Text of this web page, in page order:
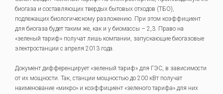
биогаза и составляющих твердых бытовых отходов (ТБО),
подлежащих биологическому разложению. При этом коэффициент
для биогаза будет таким же, как и у биомассы – 2,3. Право на
«зеленый тариф» получат лишь компании, запускающие биогазовые
электростанции с апреля 2013 года.
Документ дифференцирует «зеленый тариф» для ГЭС, в зависимости
от их мощности. Так, станции мощностью до 200 кВт получат
наименование «микро» и коэффициент «зеленого тарифа» для них